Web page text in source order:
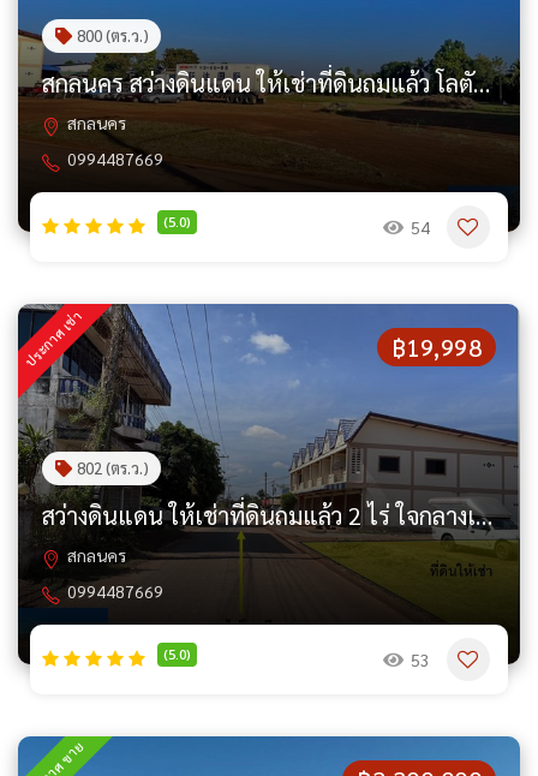
800 (ตร.ว.)
สกลนคร สว่างดินแดน ให้เช่าที่ดินถมแล้ว โลตัส สว่างแดนดิน 2 ไร่ ทำ
สกลนคร
0994487669
(5.0) 54
฿19,998
ประกาศ เช่า
802 (ตร.ว.)
สว่างดินแดน ให้เช่าที่ดินถมแล้ว 2 ไร่ ใจกลางเมือง เข้า-ออกสะดวก
สกลนคร
0994487669
(5.0) 53